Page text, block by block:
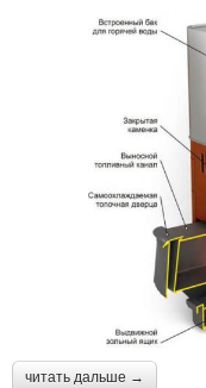
читать дальше →